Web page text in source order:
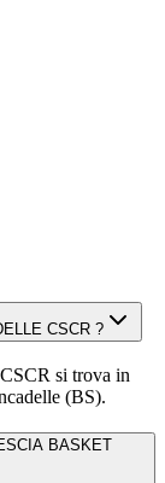
CSCR ?
si trova in
(BS).
BASKET